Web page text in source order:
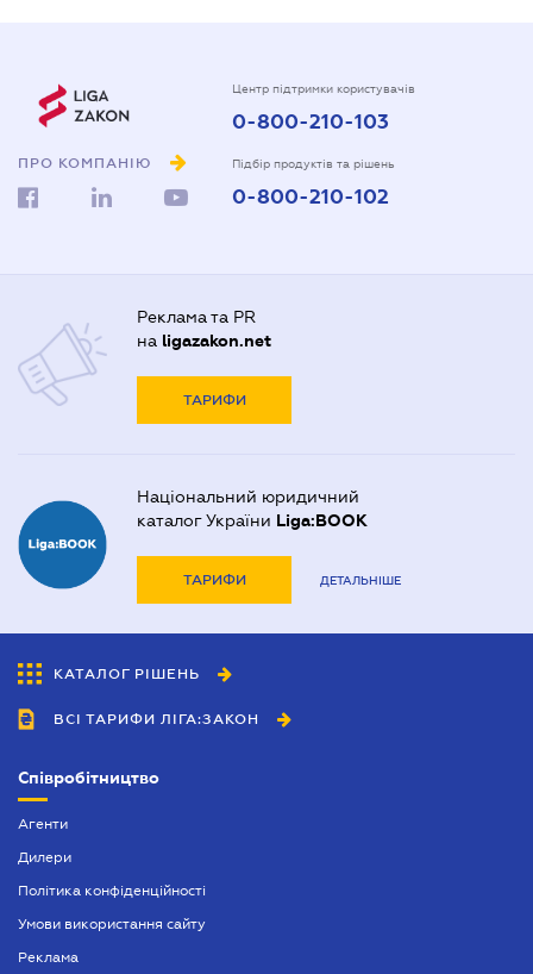
ПРО КОМПАНІЮ
Центр підтримки користувачів
0-800-210-103
Підбір продуктів та рішень
0-800-210-102
Реклама та PR
на ligazakon.net
ТАРИФИ
Національний юридичний
каталог України Liga:BOOK
ТАРИФИ ДЕТАЛЬНІШЕ
КАТАЛОГ РІШЕНЬ
ВСІ ТАРИФИ ЛІГА:ЗАКОН
Співробітництво
Агенти
Дилери
Політика конфіденційності
Умови використання сайту
Реклама